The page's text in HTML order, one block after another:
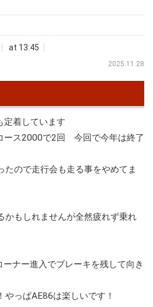
at 13:45
2025.11.28
定着しています
ース2000で2回 今回で今年は終了
たので走行会も走る事をやめてま
かもしれませんが全然疲れず乗れ
ナー進入でブレーキを残して向き
っぱAE86は楽しいです！